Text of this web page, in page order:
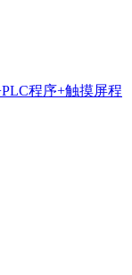
程序+触摸屏程